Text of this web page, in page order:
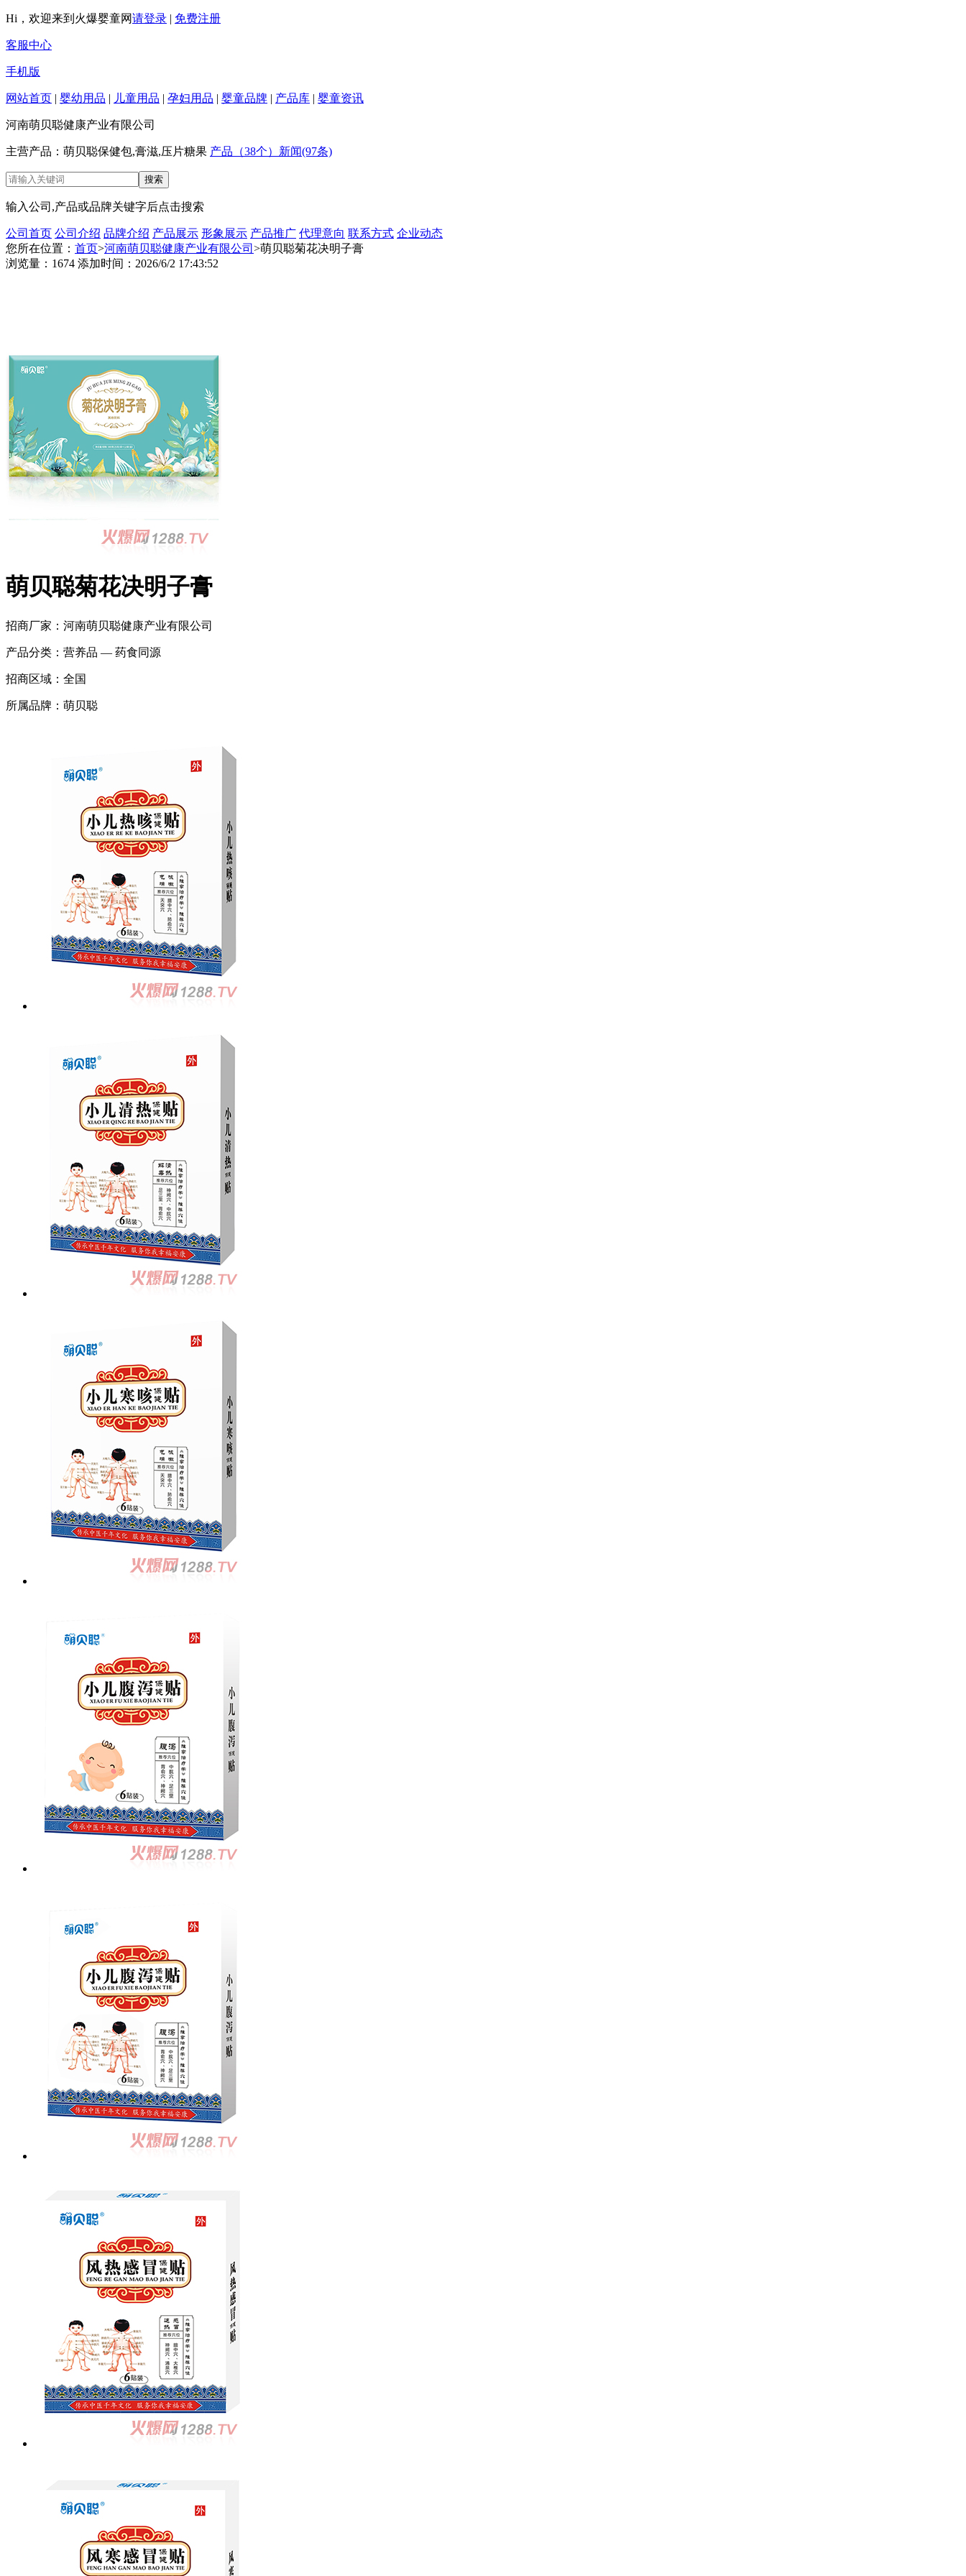
Hi，欢迎来到火爆婴童网请登录 | 免费注册
客服中心
手机版
网站首页 | 婴幼用品 | 儿童用品 | 孕妇用品 | 婴童品牌 | 产品库 | 婴童资讯
河南萌贝聪健康产业有限公司
主营产品：萌贝聪保健包,膏滋,压片糖果 产品（38个） 新闻(97条)
输入公司,产品或品牌关键字后点击搜索
公司首页 公司介绍 品牌介绍 产品展示 形象展示 产品推广 代理意向 联系方式 企业动态
您所在位置： 首页>河南萌贝聪健康产业有限公司 >萌贝聪菊花决明子膏
浏览量：1674 添加时间：2026/6/2 17:43:52
萌贝聪菊花决明子膏
招商厂家： 河南萌贝聪健康产业有限公司
产品分类： 营养品 — 药食同源
招商区域： 全国
所属品牌： 萌贝聪